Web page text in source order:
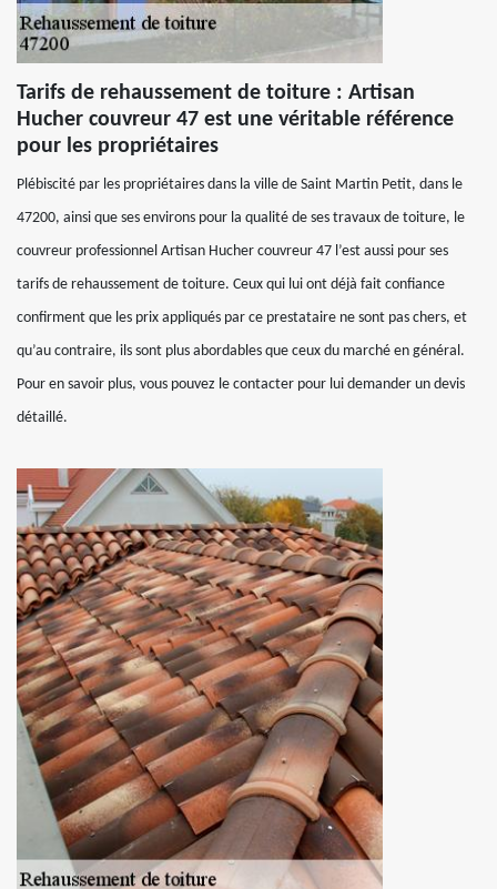
Tarifs de rehaussement de toiture : Artisan
Hucher couvreur 47 est une véritable référence
pour les propriétaires
Plébiscité par les propriétaires dans la ville de Saint Martin Petit, dans le
47200, ainsi que ses environs pour la qualité de ses travaux de toiture, le
couvreur professionnel Artisan Hucher couvreur 47 l’est aussi pour ses
tarifs de rehaussement de toiture. Ceux qui lui ont déjà fait confiance
confirment que les prix appliqués par ce prestataire ne sont pas chers, et
qu’au contraire, ils sont plus abordables que ceux du marché en général.
Pour en savoir plus, vous pouvez le contacter pour lui demander un devis
détaillé.